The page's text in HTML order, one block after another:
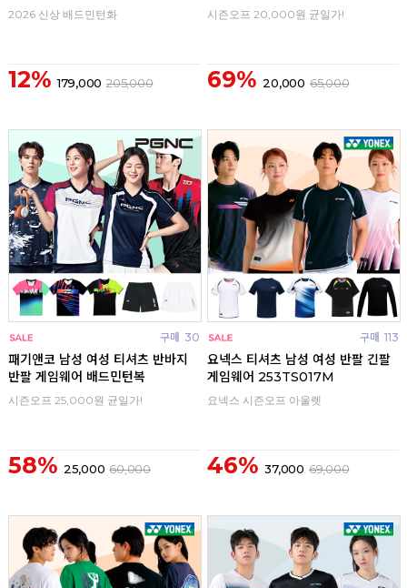
2026 신상 배드민턴화
12% 179,000 205,000
시즌오프 20,000원 균일가!
69% 20,000 65,000
구매 30
패기앤코 남성 여성 티셔츠 반바지
반팔 게임웨어 배드민턴복
시즌오프 25,000원 균일가!
58% 25,000 60,000
구매 113
요넥스 티셔츠 남성 여성 반팔 긴팔
게임웨어 253TS017M
요넥스 시즌오프 아울렛
46% 37,000 69,000